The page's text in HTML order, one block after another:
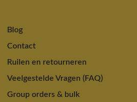
Blog
Contact
Ruilen en retourneren
Veelgestelde Vragen (FAQ)
Group orders & bulk